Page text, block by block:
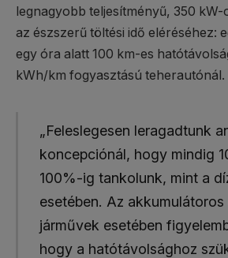
legnagyobb teljesítményű, 350
az észszerű töltési idő eléréséhez:
egy óra alatt 100 km-es
kWh/km fogyasztású teherautónál.
„Feleslegesen leragadtunk
koncepciónál, hogy mindig
100%-ig tankolunk, mint a
esetében. Az
járművek esetében
hogy a hatótávolsághoz